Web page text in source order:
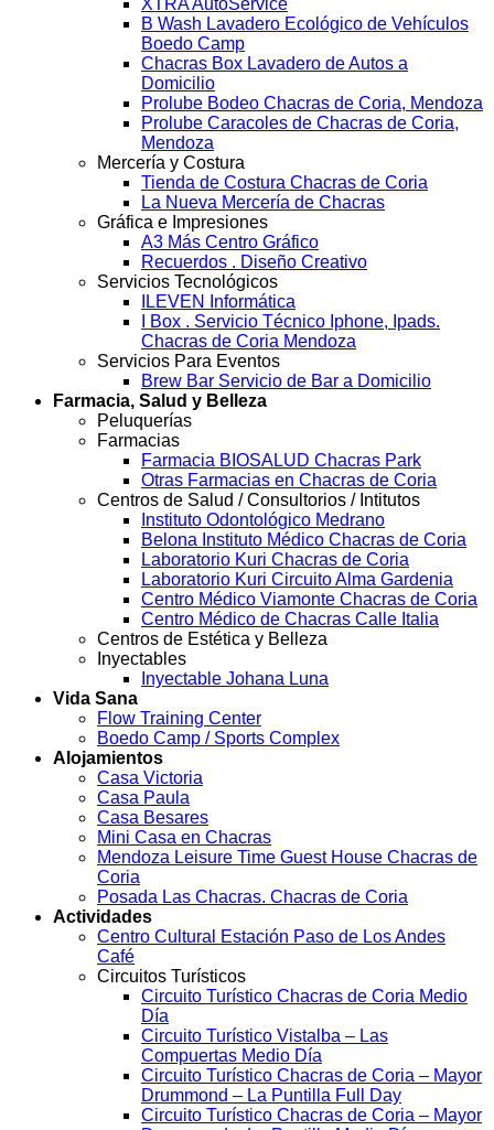
XTRA AutoService
B Wash Lavadero Ecológico de Vehículos
Boedo Camp
Chacras Box Lavadero de Autos a
Domicilio
Prolube Bodeo Chacras de Coria, Mendoza
Prolube Caracoles de Chacras de Coria,
Mendoza
Mercería y Costura
Tienda de Costura Chacras de Coria
La Nueva Mercería de Chacras
Gráfica e Impresiones
A3 Más Centro Gráfico
Recuerdos . Diseño Creativo
Servicios Tecnológicos
ILEVEN Informática
I Box . Servicio Técnico Iphone, Ipads.
Chacras de Coria Mendoza
Servicios Para Eventos
Brew Bar Servicio de Bar a Domicilio
Farmacia, Salud y Belleza
Peluquerías
Farmacias
Farmacia BIOSALUD Chacras Park
Otras Farmacias en Chacras de Coria
Centros de Salud / Consultorios / Intitutos
Instituto Odontológico Medrano
Belona Instituto Médico Chacras de Coria
Laboratorio Kuri Chacras de Coria
Laboratorio Kuri Circuito Alma Gardenia
Centro Médico Viamonte Chacras de Coria
Centro Médico de Chacras Calle Italia
Centros de Estética y Belleza
Inyectables
Inyectable Johana Luna
Vida Sana
Flow Training Center
Boedo Camp / Sports Complex
Alojamientos
Casa Victoria
Casa Paula
Casa Besares
Mini Casa en Chacras
Mendoza Leisure Time Guest House Chacras de
Coria
Posada Las Chacras. Chacras de Coria
Actividades
Centro Cultural Estación Paso de Los Andes
Café
Circuitos Turísticos
Circuito Turístico Chacras de Coria Medio
Día
Circuito Turístico Vistalba – Las
Compuertas Medio Día
Circuito Turístico Chacras de Coria – Mayor
Drummond – La Puntilla Full Day
Circuito Turístico Chacras de Coria – Mayor